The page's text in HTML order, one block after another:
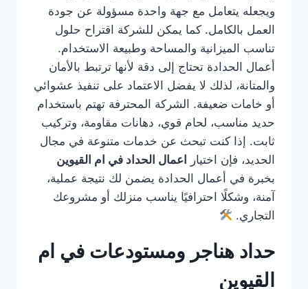
ويجعله يتعامل مع جهة واحدة مسؤولة عن جودة
العمل بالكامل. كما يمكن للشركة اقتراح حلول
تناسب الميزانية والمساحة وطبيعة الاستخدام.
أعمال الحدادة تحتاج إلى دقة لأنها ترتبط بالأمان
والمتانة، لذلك لا يفضل الاعتماد على تنفيذ عشوائي
أو خامات ضعيفة. الشركة المحترفة تهتم باستخدام
حديد مناسب، لحام قوي، دهانات مقاومة، وتركيب
ثابت. إذا كنت تبحث عن خدمات متنوعة في مجال
الحديد، فإن اختيار
اعمال الحداد في ام القيوين
بخبرة في أعمال الحدادة يضمن لك نتيجة عملية،
آمنة، وشكلًا احترافيًا يناسب منزلك أو مشروعك
التجاري.
حداد هناجر ومستودعات في ام
القيوين